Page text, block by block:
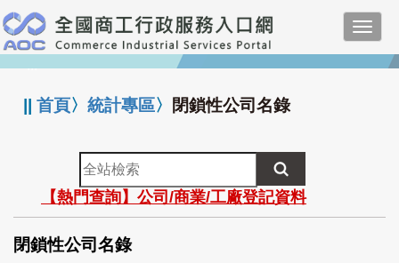
跳
到
主
要
:::
||首頁〉統計專區〉 閉鎖性公司名錄
全
站
檢
索
【熱門查詢】公司/商業/工廠登記資料
閉鎖性公司名錄